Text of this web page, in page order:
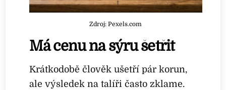
Zdroj: Pexels.com
Má cenu na sýru šetřit
Krátkodobě člověk ušetří pár korun,
ale výsledek na talíři často zklame.